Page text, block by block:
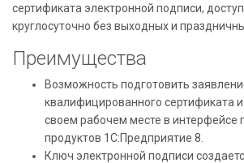
сертификата электронной подписи,
круглосуточно без выходных и
Преимущества
Возможность подготовить
квалифицированного сертификата и
своем рабочем месте в интерфейсе
продуктов 1С:Предприятие 8.
Ключ электронной подписи